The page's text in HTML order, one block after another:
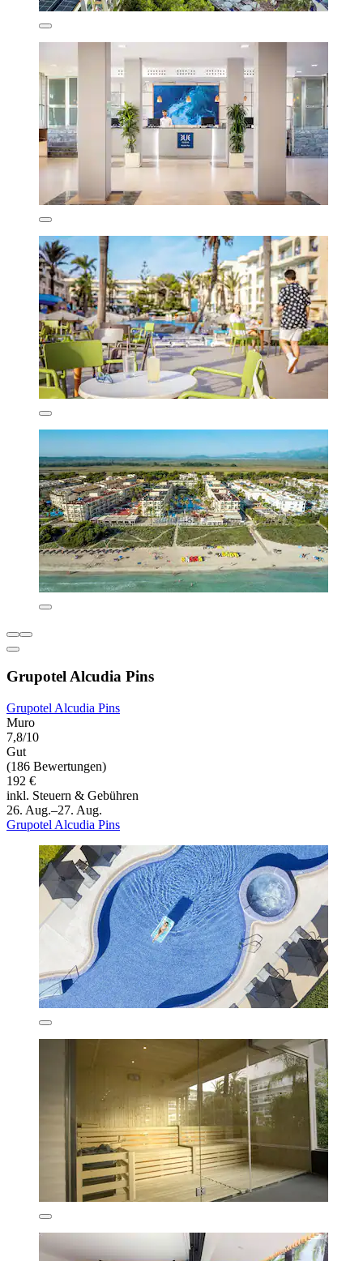
Grupotel Alcudia Pins
Grupotel Alcudia Pins
Muro
7,8/10
Gut
(186 Bewertungen)
192 €
inkl. Steuern & Gebühren
26. Aug.–27. Aug.
Grupotel Alcudia Pins